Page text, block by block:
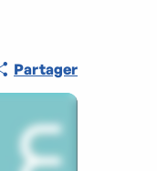
Partager